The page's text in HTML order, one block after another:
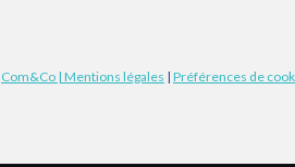
Com&Co | Mentions légales | Préférences de